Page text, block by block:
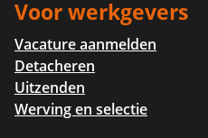
Voor werkgevers
Vacature aanmelden
Detacheren
Uitzenden
Werving en selectie